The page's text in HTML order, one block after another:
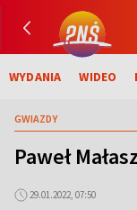
WYDANIA WIDEO
GWIAZDY
Paweł
29.01.2022, 07:50